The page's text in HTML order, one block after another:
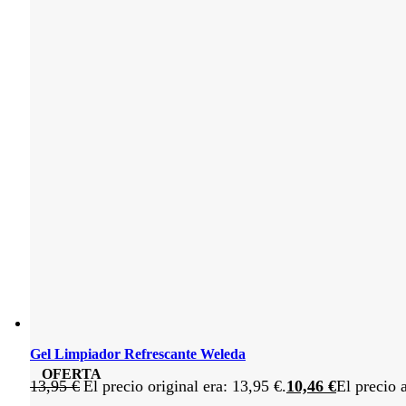
OFERTA
Gel Limpiador Refrescante Weleda
13,95€ El precio original era: 13,95 €.10,46 €El precio